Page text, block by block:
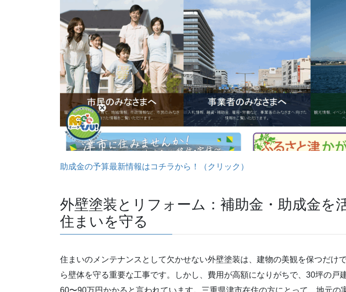
助成金の予算最新情報はコチラから！（クリック）
外壁塗装とリフォーム：補助金・助成金を
住まいを守る
住まいのメンテナンスとして欠かせない外壁塗装は、建物の美観を保つだけ
ら壁体を守る重要な工事です。しかし、費用が高額になりがちで、30坪の戸
60〜90万円かかると言われています。三重県津市在住の方にとって、地元の